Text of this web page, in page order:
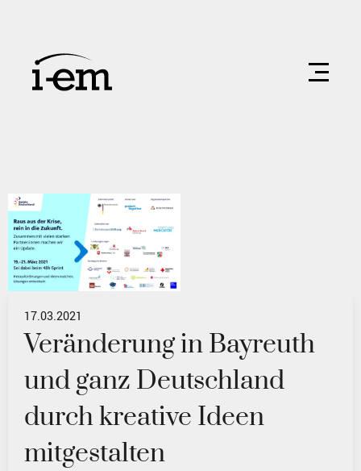
17.03.2021
Veränderung in Bayreuth
und ganz Deutschland
durch kreative Ideen
mitgestalten